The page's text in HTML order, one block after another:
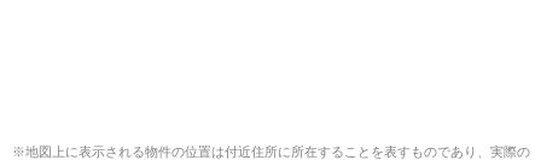
※地図上に表示される物件の位置は付近住所に所在することを表すものであり、実際の